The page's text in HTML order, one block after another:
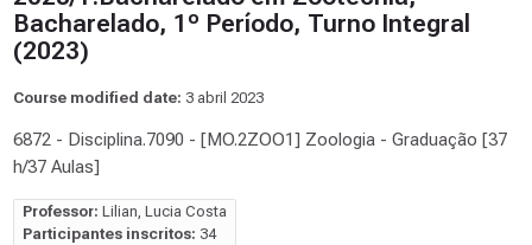
Bacharelado, 1º Período, Turno Integral
(2023)
Course modified date: 3 abril 2023
6872 - Disciplina.7090 - [MO.2ZOO1] Zoologia - Graduação [37
h/37 Aulas]
Professor: Lilian, Lucia Costa
Participantes inscritos: 34